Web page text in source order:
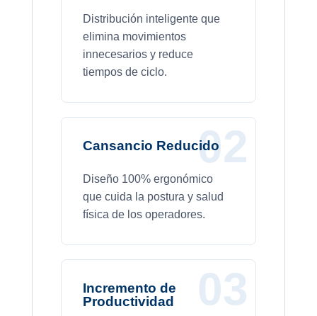
Distribución inteligente que
elimina movimientos
innecesarios y reduce
tiempos de ciclo.
02
Cansancio Reducido
Diseño 100% ergonómico
que cuida la postura y salud
física de los operadores.
03
Incremento de
Productividad